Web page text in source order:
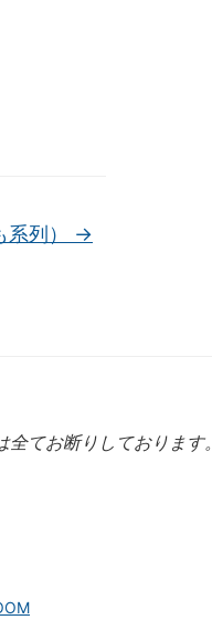
列） →
てお断りしております。